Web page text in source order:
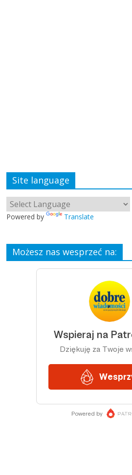
Site language
Powered by Translate
Możesz nas wesprzeć na: